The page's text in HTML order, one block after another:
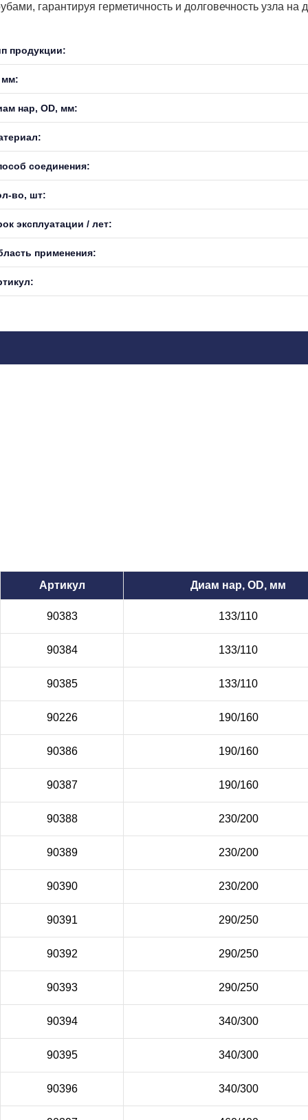
гарантируя герметичность и долговечность узла на
продукции:
мм:
нар, OD, мм:
соединения:
во, шт:
эксплуатации / лет:
применения:
Артикул Диам нар, OD, мм
90383 133/110
90384 133/110
90385 133/110
90226 190/160
90386 190/160
90387 190/160
90388 230/200
90389 230/200
90390 230/200
90391 290/250
90392 290/250
90393 290/250
90394 340/300
90395 340/300
90396 340/300